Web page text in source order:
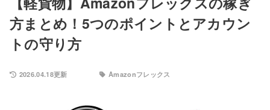
方まとめ！5つのポイントとアカウン
トの守り方
2026.04.18更新 Amazonフレックス